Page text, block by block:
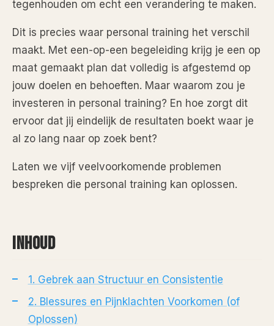
tegenhouden om echt een verandering te maken.
Dit is precies waar personal training het verschil
maakt. Met een-op-een begeleiding krijg je een op
maat gemaakt plan dat volledig is afgestemd op
jouw doelen en behoeften. Maar waarom zou je
investeren in personal training? En hoe zorgt dit
ervoor dat jij eindelijk de resultaten boekt waar je
al zo lang naar op zoek bent?
Laten we vijf veelvoorkomende problemen
bespreken die personal training kan oplossen.
INHOUD
1. Gebrek aan Structuur en Consistentie
2. Blessures en Pijnklachten Voorkomen (of
Oplossen)